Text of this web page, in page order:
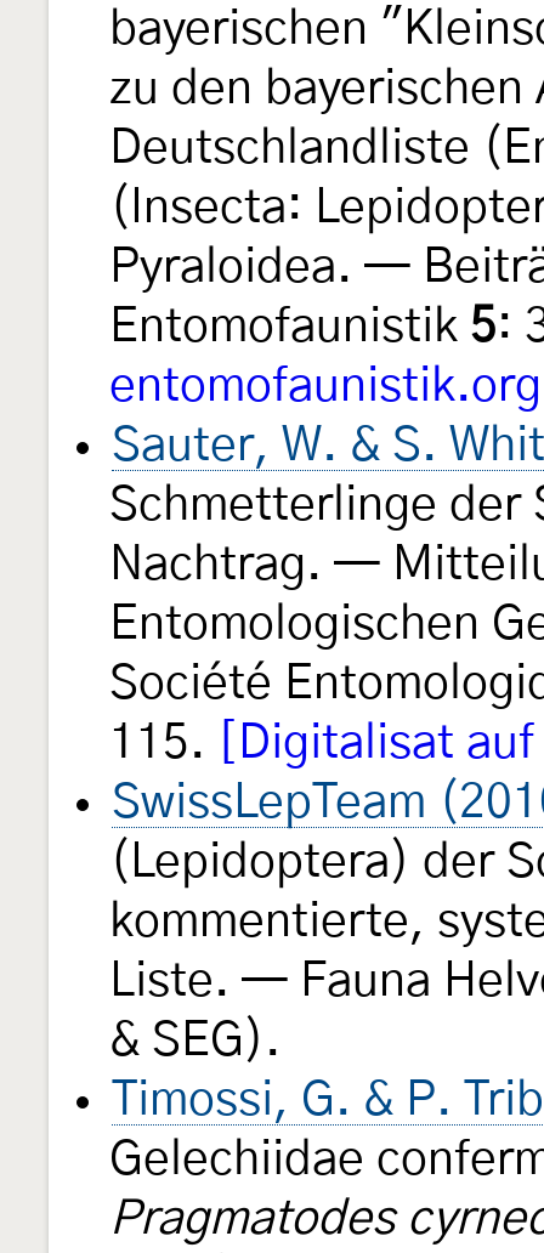
bayerischen
zu den bayerischen
Deutschlandliste
(Insecta:
Pyraloidea. —
Entomofaunistik 5:
Sauter, W. & S.
Schmetterlinge der
Nachtrag. —
Entomologischen
Société
115.
[Digitalisat
SwissLepTeam
(Lepidoptera) der
kommentierte,
Liste. — Fauna
& SEG).
Timossi, G. & P.
Gelechiidae
Pragmatodes